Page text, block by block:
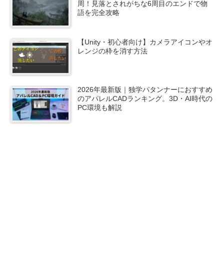
周！見落とされがちな6周目のエンドで物
語を完全攻略
【Unity・初心者向け】カメラアイコンやオ
レンジの枠を消す方法
2026年最新版｜独学パタンナーにおすすめ
のアパレルCADランキング。3D・AI時代の
PC環境も解説